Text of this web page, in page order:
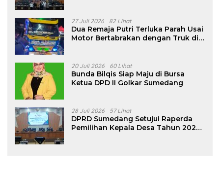
27 Juli 2026 82 Lihat
Dua Remaja Putri Terluka Parah Usai
Motor Bertabrakan dengan Truk di
20 Juli 2026 60 Lihat
Bunda Bilqis Siap Maju di Bursa
Ketua DPD II Golkar Sumedang
28 Juli 2026 57 Lihat
DPRD Sumedang Setujui Raperda
Pemilihan Kepala Desa Tahun 2026